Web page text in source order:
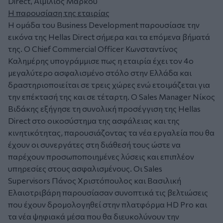
Η παρουσίαση της εταιρίας
Η ομάδα του Business Development παρουσίασε την
εικόνα της Hellas Direct σήμερα και τα επόμενα βήματά
της. Ο Chief Commercial Officer Κωνσταντίνος
Καλημέρης υπογράμμισε πως η εταιρία έχει τον 4ο
μεγαλύτερο ασφαλισμένο στόλο στην Ελλάδα και
δραστηριοποιείται σε τρεις χώρες ενώ ετοιμάζεται για
την επέκτασή της και σε τέταρτη. Ο Sales Manager Νίκος
Βιδάκης εξήγησε τη συνολική προσέγγιση της Hellas
Direct στο οικοσύστημα της ασφάλειας και της
κινητικότητας, παρουσιάζοντας τα νέα εργαλεία που θα
έχουν οι συνεργάτες στη διάθεσή τους ώστε να
παρέχουν προσωποποιημένες λύσεις και επιπλέον
υπηρεσίες στους ασφαλισμένους. Οι Sales
Supervisors Πάνος Χριστόπουλος και Βασιλική
Ελαιοτριβάρη παρουσίασαν συνοπτικά τις βελτιώσεις
που έχουν δρομολογηθεί στην πλατφόρμα HD Pro και
τα νέα ψηφιακά μέσα που θα διευκολύνουν την